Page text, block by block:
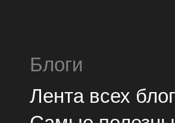
Блоги
Лента всех